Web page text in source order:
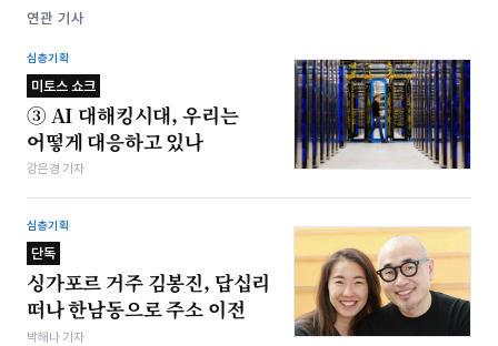
연관 기사
심층기획
미토스 쇼크
③ AI 대해킹시대, 우리는
어떻게 대응하고 있나
강은경 기자
심층기획
단독
싱가포르 거주 김봉진, 답십리
떠나 한남동으로 주소 이전
박해나 기자